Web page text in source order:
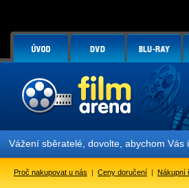
Vážení sběratelé, dovolte, abychom Vás
Proč nakupovat u nás | Ceny doručení | Nákupní